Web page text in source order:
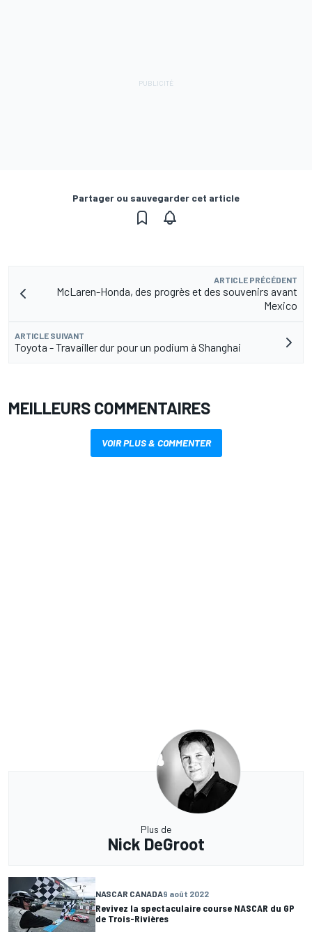
Partager ou sauvegarder cet article
ARTICLE PRÉCÉDENT
McLaren-Honda, des progrès et des souvenirs avant
Mexico
ARTICLE SUIVANT
Toyota - Travailler dur pour un podium à Shanghai
MEILLEURS COMMENTAIRES
VOIR PLUS & COMMENTER
Plus de
Nick DeGroot
NASCAR CANADA9 août 2022
Revivez la spectaculaire course NASCAR du GP
de Trois-Rivières